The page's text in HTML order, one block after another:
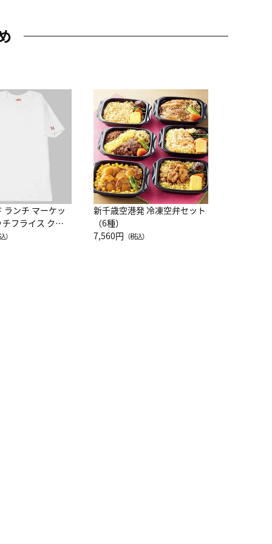
ランチ マーケッ
フライス クル
半袖Ｔシャツ
）
新千歳空港発 冷凍空弁セット
（6種）
7,560円 （税込）